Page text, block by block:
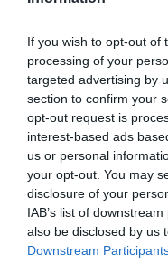
If you wish to opt-out of
processing of your
targeted advertising by
section to confirm your
opt-out request is
interest-based ads
us or personal
your opt-out. You may
disclosure of your
IAB’s list of
also be disclosed by us
Downstream
Newsletter
Κάθε βδομάδα στο
την Τέχνη και τον